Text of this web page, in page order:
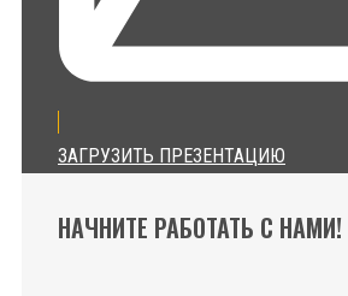
ЗАГРУЗИТЬ ПРЕЗЕНТАЦИЮ
НАЧНИТЕ РАБОТАТЬ С НАМИ!